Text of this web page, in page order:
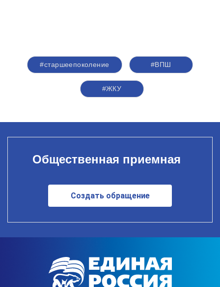
#старшеепоколение #ВПШ
#ЖКУ
Общественная приемная
Создать обращение